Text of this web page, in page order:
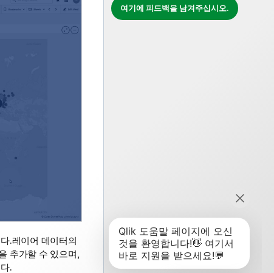
여기에 피드백을 남겨주십시오.
.레이어 데이터의
추가할 수 있으며,
.